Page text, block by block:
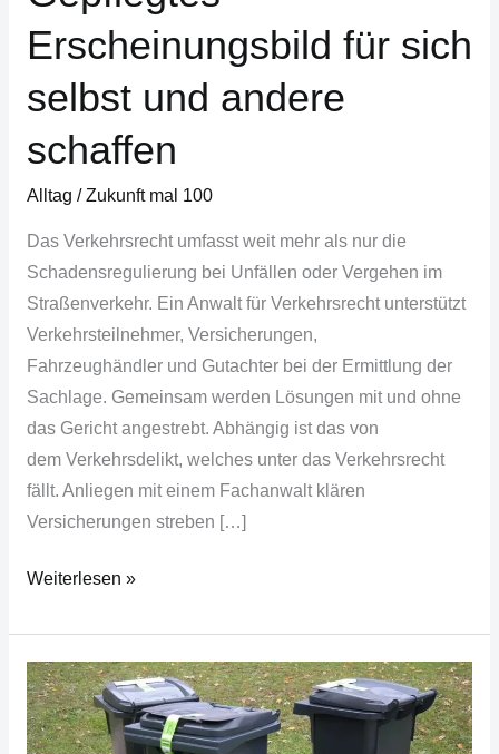
Erscheinungsbild für sich
selbst und andere
schaffen
Alltag /Zukunft mal 100
Das Verkehrsrecht umfasst weit mehr als nur die
Schadensregulierung bei Unfällen oder Vergehen im
Straßenverkehr. Ein Anwalt für Verkehrsrecht unterstützt
Verkehrsteilnehmer, Versicherungen,
Fahrzeughändler und Gutachter bei der Ermittlung der
Sachlage. Gemeinsam werden Lösungen mit und ohne
das Gericht angestrebt. Abhängig ist das von
dem Verkehrsdelikt, welches unter das Verkehrsrecht
fällt. Anliegen mit einem Fachanwalt klären
Versicherungen streben […]
Weiterlesen »
Ansprechendes
Aufbewahren
von